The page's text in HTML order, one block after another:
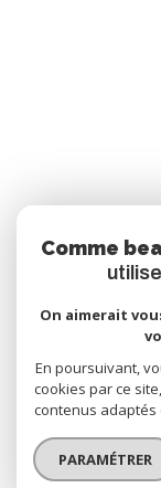
© 2026 | Tous
Plan du site
Comme
On aimerait
En poursuivant,
cookies par ce
contenus adaptés
PARAMÉTRER